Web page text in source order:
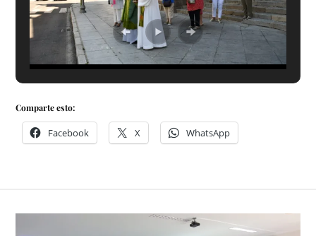
Comparte esto:
Facebook X WhatsApp